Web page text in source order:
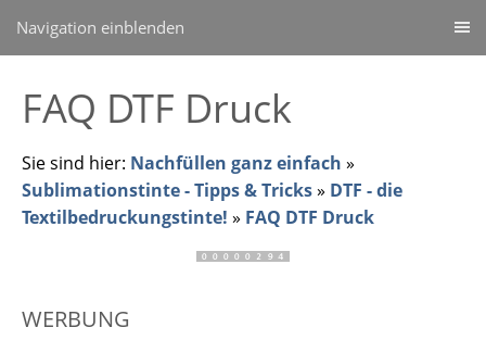
Navigation einblenden
FAQ DTF Druck
Sie sind hier: Nachfüllen ganz einfach »
Sublimationstinte - Tipps & Tricks» DTF - die
Textilbedruckungstinte! » FAQ DTF Druck
WERBUNG